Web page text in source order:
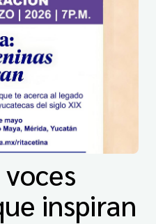
inspiran